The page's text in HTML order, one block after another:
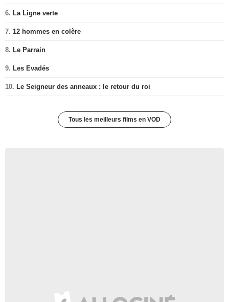
6. La Ligne verte
7. 12 hommes en colère
8. Le Parrain
9. Les Evadés
10. Le Seigneur des anneaux : le retour du roi
Tous les meilleurs films en VOD